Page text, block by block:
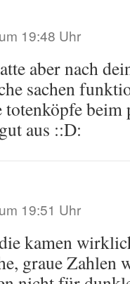
19:48 Uhr
aber nach
sachen
totenköpfe
aus ::D:
19:51 Uhr
kamen
graue Zahlen